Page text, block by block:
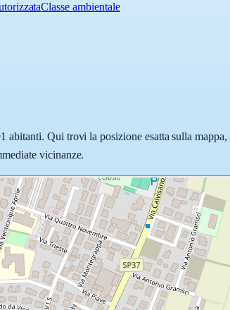
Classe ambientale
Qui trovi la posizione esatta sulla
vicinanze.